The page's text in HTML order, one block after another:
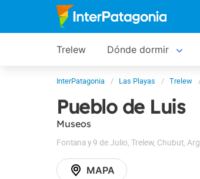
Trelew Dónde dormir
InterPatagonia Las Playas Trelew
Pueblo de Luis
Museos
Fontana y 9 de Julio Trelew, Chubut
MAPA